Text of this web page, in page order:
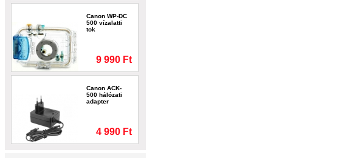
Canon WP-DC
500 vízalatti
tok
9 990 Ft
Canon ACK-
500 hálózati
adapter
4 990 Ft